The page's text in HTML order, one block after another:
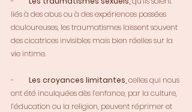
liés à des abus ou à des expériences passées
douloureuses, les traumatismes laissent souvent
des cicatrices invisibles mais bien réelles sur la
vie intime.
- Les croyances limitantes, celles qui nous
ont été inculquées dès l’enfance, par la culture,
l’éducation ou la religion, peuvent réprimer et